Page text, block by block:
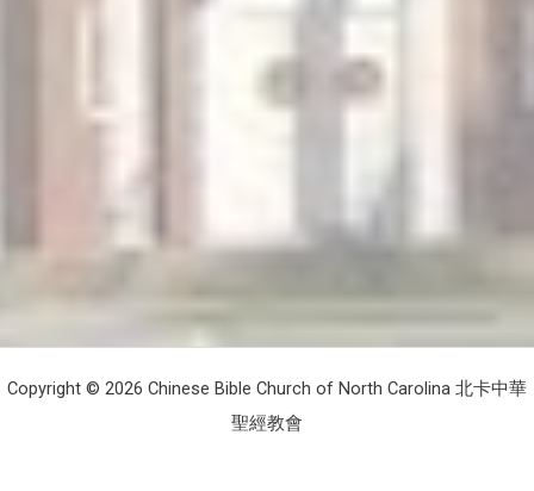
Copyright © 2026 Chinese Bible Church of North Carolina 北卡中華
聖經教會